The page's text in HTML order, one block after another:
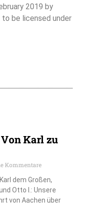
2019 by
be licensed under
Karl zu
Kommentare
dem Großen,
Otto I.: Unsere
von Aachen über